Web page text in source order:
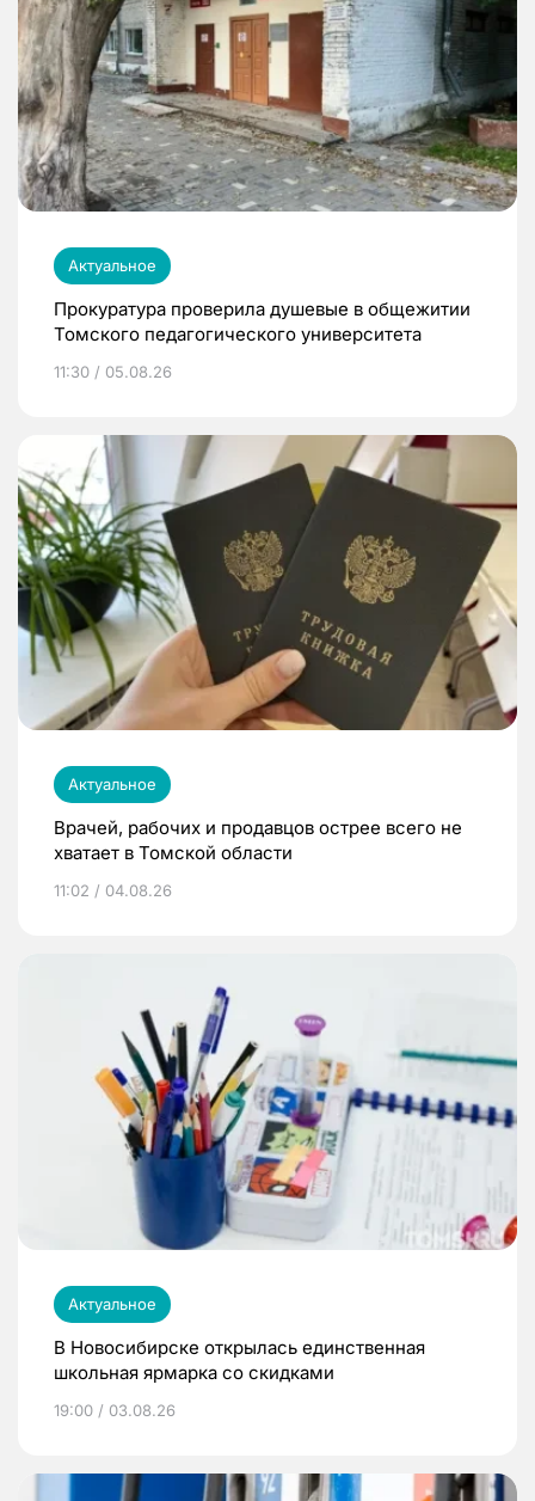
Актуальное
Прокуратура проверила душевые в общежитии
Томского педагогического университета
11:30 / 05.08.26
Актуальное
Врачей, рабочих и продавцов острее всего не
хватает в Томской области
11:02 / 04.08.26
Актуальное
В Новосибирске открылась единственная
школьная ярмарка со скидками
19:00 / 03.08.26